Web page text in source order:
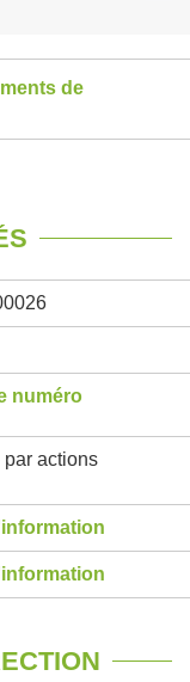
de
numéro
actions